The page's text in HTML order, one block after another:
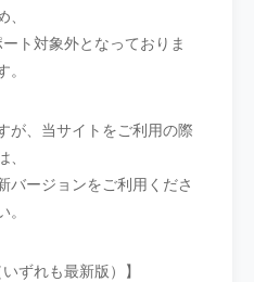
、
ト対象外となっておりま
。
が、当サイトをご利用の際
、
バージョンをご利用くださ
。
ずれも最新版）】